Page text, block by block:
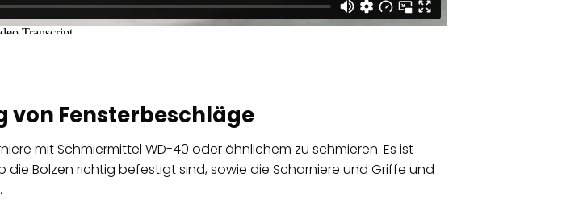
von Fensterbeschläge
mit Schmiermittel WD-40 oder ähnlichem zu schmieren. Es ist
Bolzen richtig befestigt sind, sowie die Scharniere und Griffe und